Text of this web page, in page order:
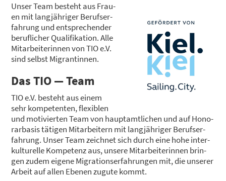
BERA­TUNG
INTE­GRA­TI­ONS­KUR­SE
GRUP­PEN­AN­GE­BO­TE
SPEN­DEN
ÜBER UNS
KON­TAKT
Unser Team besteht aus Frau­
en mit lang­jäh­ri­ger Berufs­er­
fah­rung und ent­spre­chen­der
beruf­li­cher Qua­li­fi­ka­ti­on. Alle
Mit­ar­bei­te­rin­nen von TIO e.V.
sind selbst Migran­tin­nen.
Das TIO — Team
TIO e.V. besteht aus einem
sehr kom­pe­ten­ten, fle­xi­blen
und moti­vier­ten Team von haupt­amt­li­chen und auf Hono­
rar­ba­sis täti­gen Mit­ar­bei­tern mit lang­jäh­ri­ger Berufs­er­
fah­rung. Unser Team zeich­net sich durch eine hohe inter­
kul­tu­rel­le Kom­pe­tenz aus, unse­re Mit­ar­bei­te­rin­nen brin­
gen zudem eige­ne Migra­ti­ons­er­fah­run­gen mit, die unse­rer
Arbeit auf allen Ebe­nen zugu­te kommt.